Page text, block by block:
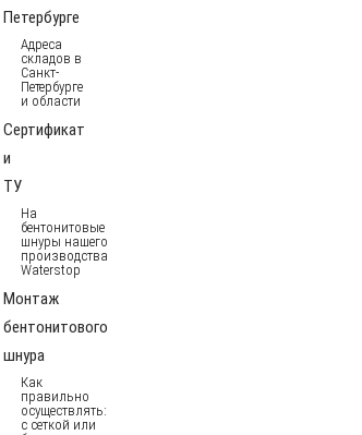
Петербурге
Адреса
складов в
Санкт-
Петербурге
и области
Сертификат
и
ТУ
На
бентонитовые
шнуры нашего
производства
Waterstop
Монтаж
бентонитового
шнура
Как
правильно
осуществлять:
с сеткой или